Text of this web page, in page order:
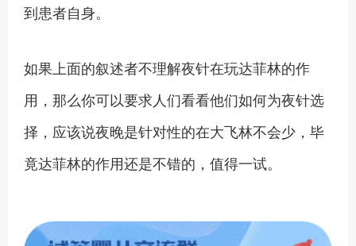
到患者自身。
如果上面的叙述者不理解夜针在玩达菲林的作
用，那么你可以要求人们看看他们如何为夜针选
择，应该说夜晚是针对性的在大飞林不会少，毕
竟达菲林的作用还是不错的，值得一试。